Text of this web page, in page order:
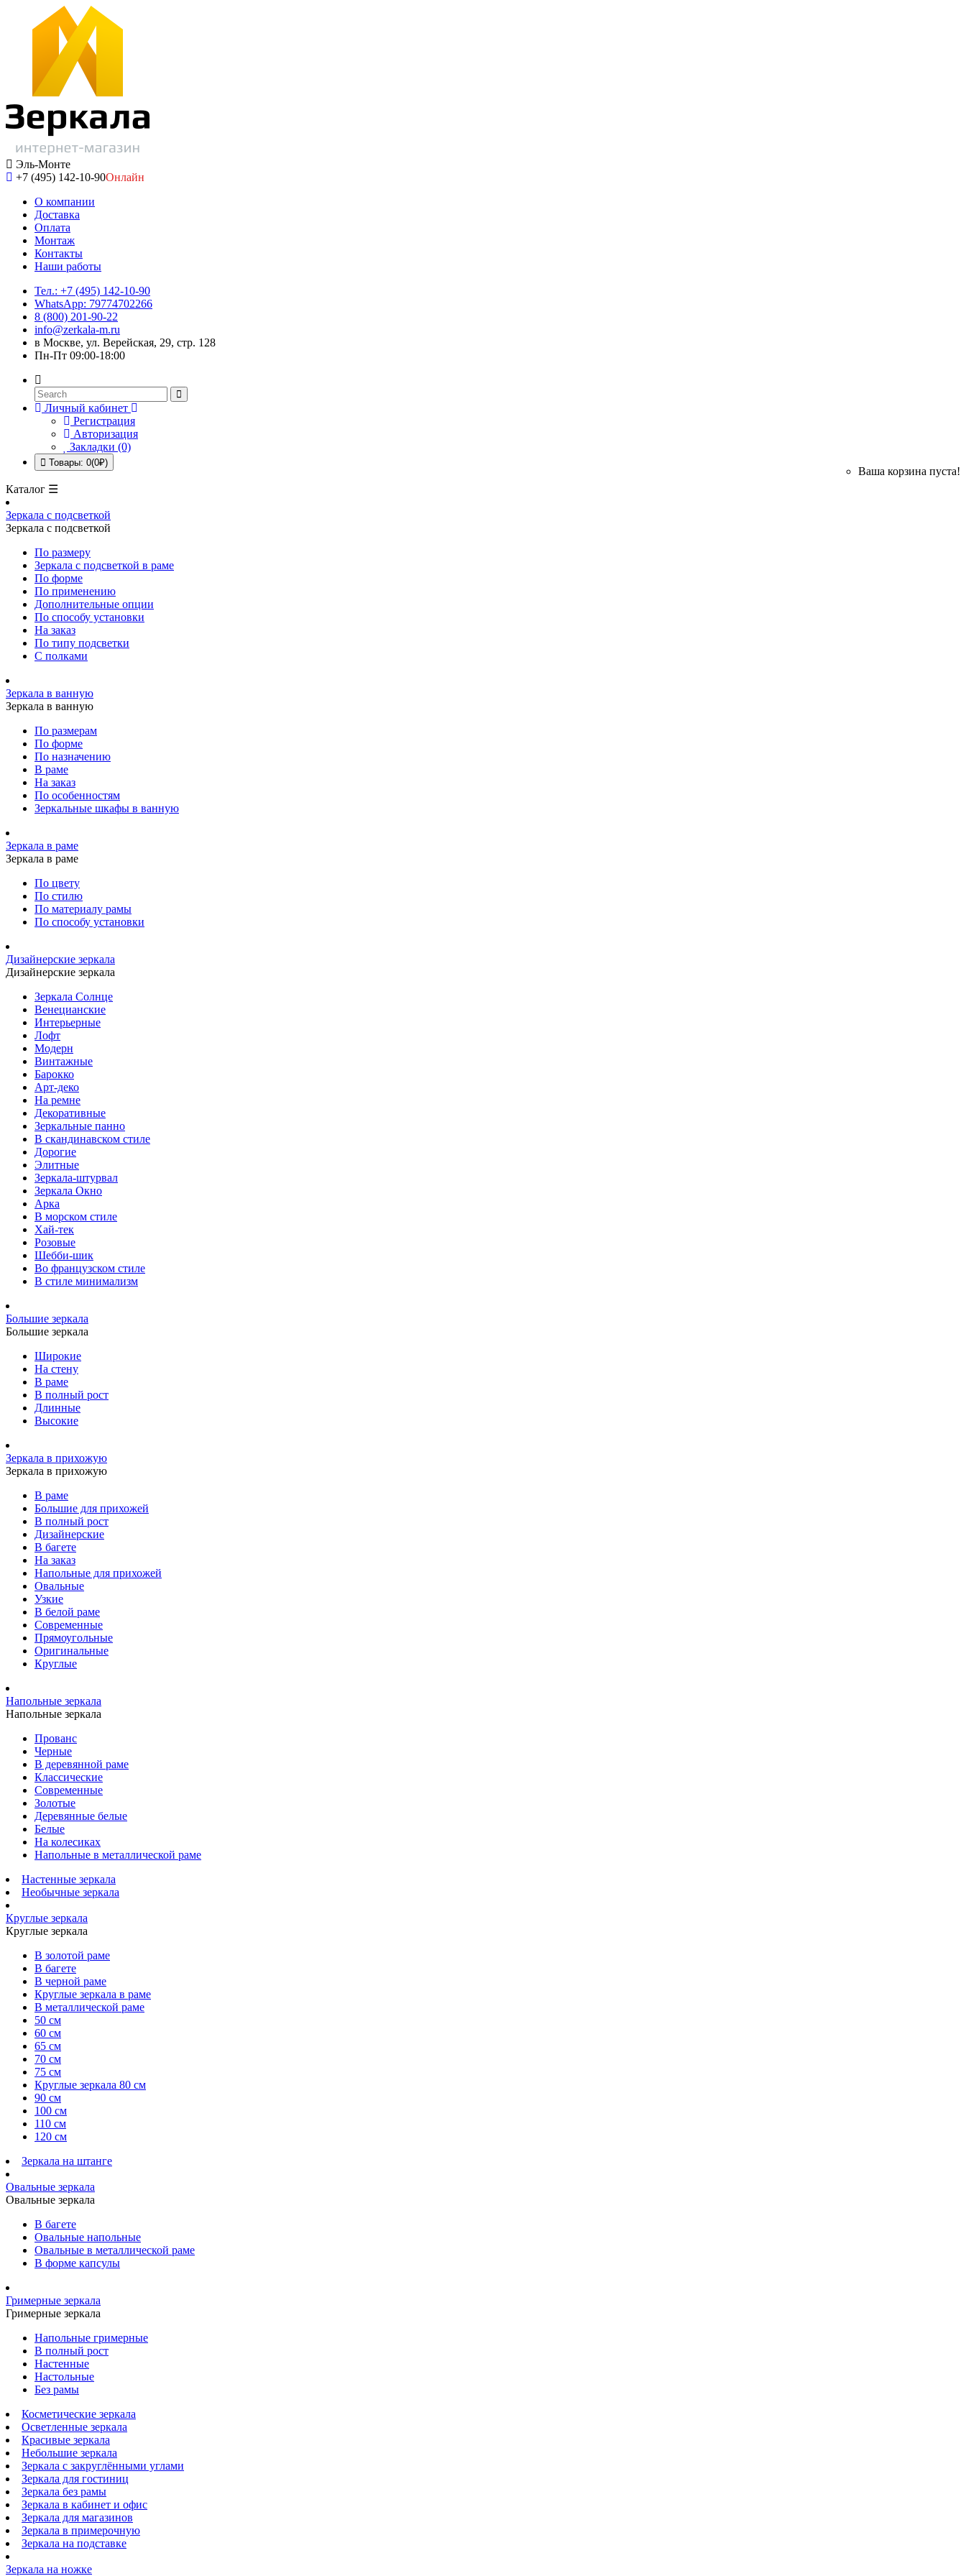
Эль-Монте
+7 (495) 142-10-90Онлайн
О компании
Доставка
Оплата
Монтаж
Контакты
Наши работы
Тел.: +7 (495) 142-10-90
WhatsApp: 79774702266
8 (800) 201-90-22
info@zerkala-m.ru
в Москве, ул. Верейская, 29, стр. 128
Пн-Пт 09:00-18:00
Личный кабинет
Регистрация
Авторизация
Закладки (0)
Товары: 0(0₽)
Ваша корзина пуста!
Каталог ☰
Зеркала с подсветкой
Зеркала с подсветкой
По размеру
Зеркала с подсветкой в раме
По форме
По применению
Дополнительные опции
По способу установки
На заказ
По типу подсветки
С полками
Зеркала в ванную
Зеркала в ванную
По размерам
По форме
По назначению
В раме
На заказ
По особенностям
Зеркальные шкафы в ванную
Зеркала в раме
Зеркала в раме
По цвету
По стилю
По материалу рамы
По способу установки
Дизайнерские зеркала
Дизайнерские зеркала
Зеркала Солнце
Венецианские
Интерьерные
Лофт
Модерн
Винтажные
Барокко
Арт-деко
На ремне
Декоративные
Зеркальные панно
В скандинавском стиле
Дорогие
Элитные
Зеркала-штурвал
Зеркала Окно
Арка
В морском стиле
Хай-тек
Розовые
Шебби-шик
Во французском стиле
В стиле минимализм
Большие зеркала
Большие зеркала
Широкие
На стену
В раме
В полный рост
Длинные
Высокие
Зеркала в прихожую
Зеркала в прихожую
В раме
Большие для прихожей
В полный рост
Дизайнерские
В багете
На заказ
Напольные для прихожей
Овальные
Узкие
В белой раме
Современные
Прямоугольные
Оригинальные
Круглые
Напольные зеркала
Напольные зеркала
Прованс
Черные
В деревянной раме
Классические
Современные
Золотые
Деревянные белые
Белые
На колесиках
Напольные в металлической раме
Настенные зеркала
Необычные зеркала
Круглые зеркала
Круглые зеркала
В золотой раме
В багете
В черной раме
Круглые зеркала в раме
В металлической раме
50 см
60 см
65 см
70 см
75 см
Круглые зеркала 80 см
90 см
100 см
110 см
120 см
Зеркала на штанге
Овальные зеркала
Овальные зеркала
В багете
Овальные напольные
Овальные в металлической раме
В форме капсулы
Гримерные зеркала
Гримерные зеркала
Напольные гримерные
В полный рост
Настенные
Настольные
Без рамы
Косметические зеркала
Осветленные зеркала
Красивые зеркала
Небольшие зеркала
Зеркала с закруглёнными углами
Зеркала для гостиниц
Зеркала без рамы
Зеркала в кабинет и офис
Зеркала для магазинов
Зеркала в примерочную
Зеркала на подставке
Зеркала на ножке